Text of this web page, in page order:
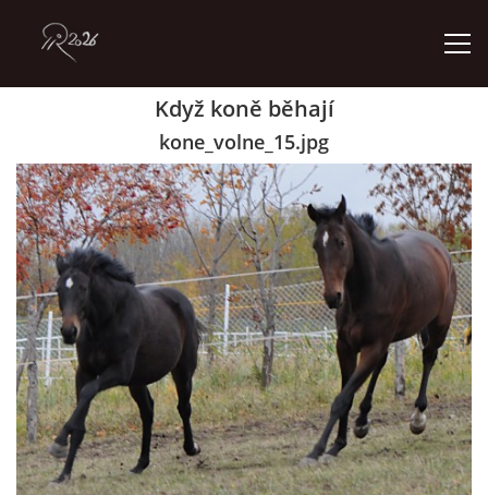
GALERIE
KONTAKT
© 2026 eStránky.cz
Když koně běhají
kone_volne_15.jpg